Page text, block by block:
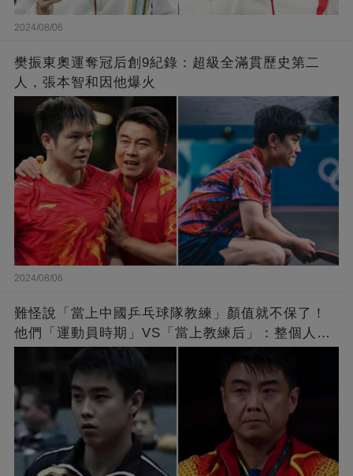
2024/08/06
樊振東奧運奪冠后創9紀錄：超級全滿貫歷史第二
人，張本智和因他爆火
2024/08/06
難怪說「當上中國乒乓球隊教練」顏值就不保了！
他們「運動員時期」VS「當上教練后」：整個人斷
崖式衰老！